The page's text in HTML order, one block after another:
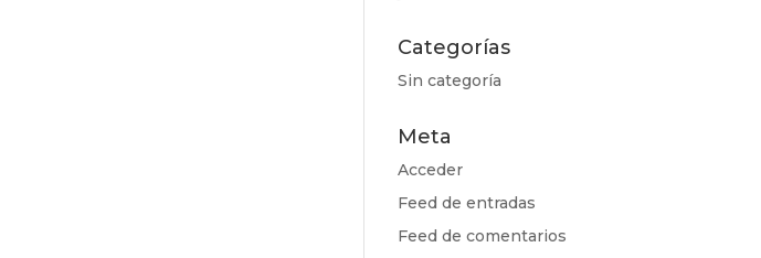
Categorías
Sin categoría
Meta
Acceder
Feed de entradas
Feed de comentarios